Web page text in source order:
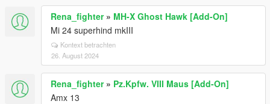
Rena_fighter» MH-X Ghost Hawk [Add-On]
Mi 24 superhind mkIII
Kontext betrachten
26. August 2024
Rena_fighter» Pz.Kpfw. VIII Maus [Add-On]
Amx 13